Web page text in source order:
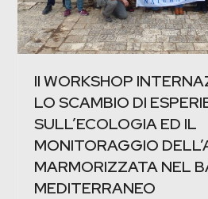
II WORKSHOP
LO SCAMBIO DI
SULL’ECOLOGIA ED IL
MONITORAGGIO
MARMORIZZATA NEL
MEDITERRANEO